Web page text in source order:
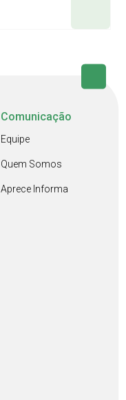
Comunicação
Equipe
Quem Somos
Aprece Informa